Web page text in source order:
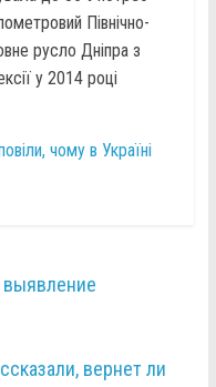
Північно-
русло Дніпра з
у 2014 році
чому в Україні
выявление
вернет ли